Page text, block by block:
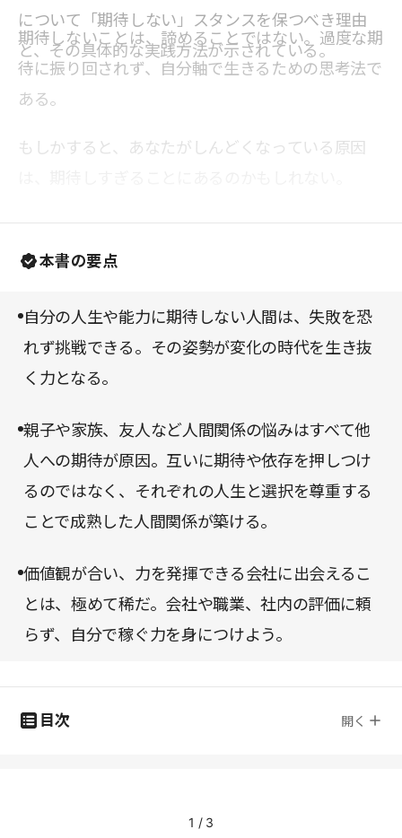
について「期待しない」スタンスを保つべき理由
と、その具体的な実践方法が示されている。
期待しないことは、諦めることではない。過度な期
待に振り回されず、自分軸で生きるための思考法で
ある。
もしかすると、あなたがしんどくなっている原因
本書の要点
自分の人生や能力に期待しない人間は、失敗を恐
れず挑戦できる。その姿勢が変化の時代を生き抜
く力となる。
親子や家族、友人など人間関係の悩みはすべて他
人への期待が原因。互いに期待や依存を押しつけ
るのではなく、それぞれの人生と選択を尊重する
ことで成熟した人間関係が築ける。
価値観が合い、力を発揮できる会社に出会えるこ
とは、極めて稀だ。会社や職業、社内の評価に頼
らず、自分で稼ぐ力を身につけよう。
目次 開く
1 / 3